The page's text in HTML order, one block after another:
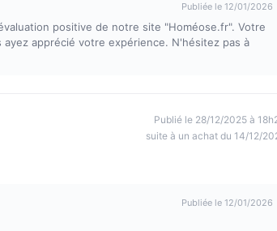
Publiée le 12/01/2026
positive de notre site "Homéose.fr". Votre
apprécié votre expérience. N'hésitez pas à
Publié le 28/12/2025 à
suite à un achat du 14/12/
Publiée le 12/01/2026